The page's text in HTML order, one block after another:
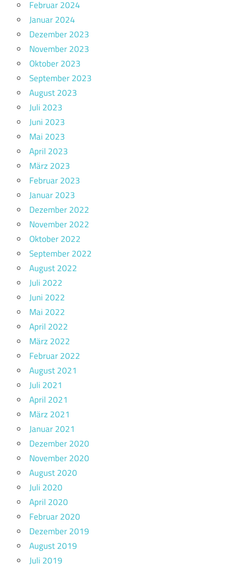
Februar 2024
Januar 2024
Dezember 2023
November 2023
Oktober 2023
September 2023
August 2023
Juli 2023
Juni 2023
Mai 2023
April 2023
März 2023
Februar 2023
Januar 2023
Dezember 2022
November 2022
Oktober 2022
September 2022
August 2022
Juli 2022
Juni 2022
Mai 2022
April 2022
März 2022
Februar 2022
August 2021
Juli 2021
April 2021
März 2021
Januar 2021
Dezember 2020
November 2020
August 2020
Juli 2020
April 2020
Februar 2020
Dezember 2019
August 2019
Juli 2019